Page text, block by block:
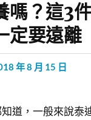
嗎？這3
定要遠離
年 8 月 15 日
道，一般來說泰